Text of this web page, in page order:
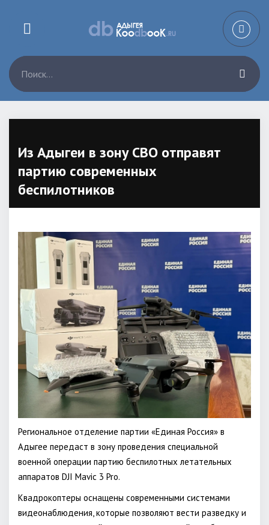
Из Адыгеи в зону СВО отправят
партию современных
беспилотников
Региональное отделение партии «Единая Россия» в
Адыгее передаст в зону проведения специальной
военной операции партию беспилотных летательных
аппаратов DJI Mavic 3 Pro.
Квадрокоптеры оснащены современными системами
видеонаблюдения, которые позволяют вести разведку и